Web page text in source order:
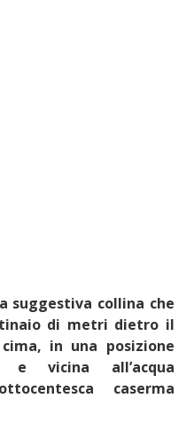
suggestiva collina che
di metri dietro il
in una posizione
e vicina all’acqua
caserma